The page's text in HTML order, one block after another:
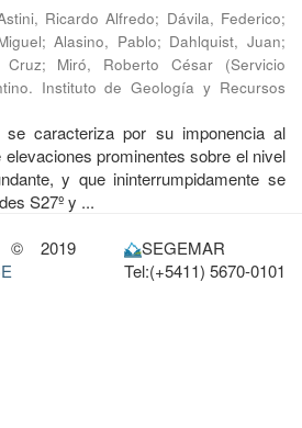
Ricardo Alfredo; Dávila, Federico;
;Alasino, Pablo; Dahlquist, Juan;
; Miró, Roberto César (Servicio
Instituto de Geología y Recursos
se caracteriza por su imponencia al
prominentes sobre el nivel
y que ininterrumpidamente se
S27º y ...
© 2019
SEGEMAR
Tel:(+5411) 5670-0101